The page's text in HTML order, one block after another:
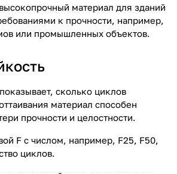
материал для зданий
к прочности, например,
или промышленных объектов.
сколько циклов
материал способен
прочности и целостности.
F с числом, например, F25, F50,
циклов.